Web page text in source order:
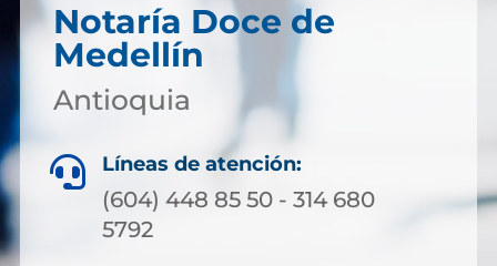
Notaría Doce de
Medellín
Antioquia
 Líneas de atención:
(604) 448 85 50 - 314 680
5792